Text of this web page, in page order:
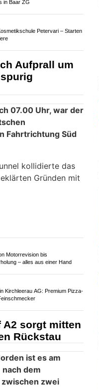
& Vorsorge
Auffahrunfall
vom Rettungsdienst
gebracht.